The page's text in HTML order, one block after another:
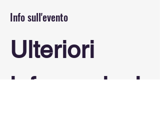
Info sull'evento
Ulteriori
informazioni